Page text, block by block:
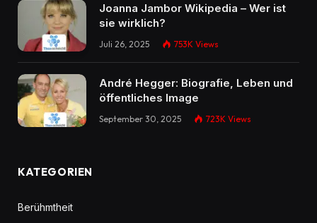
Joanna Jambor Wikipedia – Wer ist
sie wirklich?
Juli 26, 2025 753K Views
André Hegger: Biografie, Leben und
öffentliches Image
September 30, 2025 723K Views
KATEGORIEN
Berühmtheit